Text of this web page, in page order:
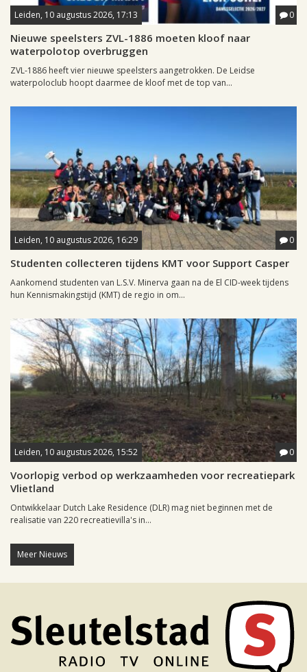
Leiden, 10 augustus 2026, 17:13 0
Nieuwe speelsters ZVL-1886 moeten kloof naar
waterpolotop overbruggen
ZVL-1886 heeft vier nieuwe speelsters aangetrokken. De Leidse
waterpoloclub hoopt daarmee de kloof met de top van...
Leiden, 10 augustus 2026, 16:29 0
Studenten collecteren tijdens KMT voor Support Casper
Aankomend studenten van L.S.V. Minerva gaan na de El CID-week tijdens
hun Kennismakingstijd (KMT) de regio in om...
Leiden, 10 augustus 2026, 15:52 0
Voorlopig verbod op werkzaamheden voor recreatiepark
Vlietland
Ontwikkelaar Dutch Lake Residence (DLR) mag niet beginnen met de
realisatie van 220 recreatievilla's in...
Meer Nieuws